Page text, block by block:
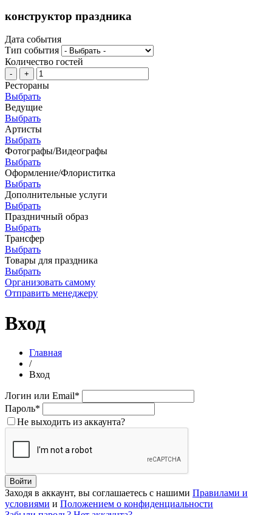
конструктор праздника
Дата события
Тип события
Количество гостей
- +
Рестораны
Выбрать
Ведущие
Выбрать
Артисты
Выбрать
Фотографы/Видеографы
Выбрать
Оформление/Флориститка
Выбрать
Дополнительные услуги
Выбрать
Праздничный образ
Выбрать
Трансфер
Выбрать
Товары для праздника
Выбрать
Организовать самому
Отправить менеджеру
Вход
Главная
/
Вход
Логин или Email*
Пароль*
Не выходить из аккаунта?
Заходя в аккаунт, вы соглашаетесь с нашими Правилами и
условиями и Положением о конфиденциальности